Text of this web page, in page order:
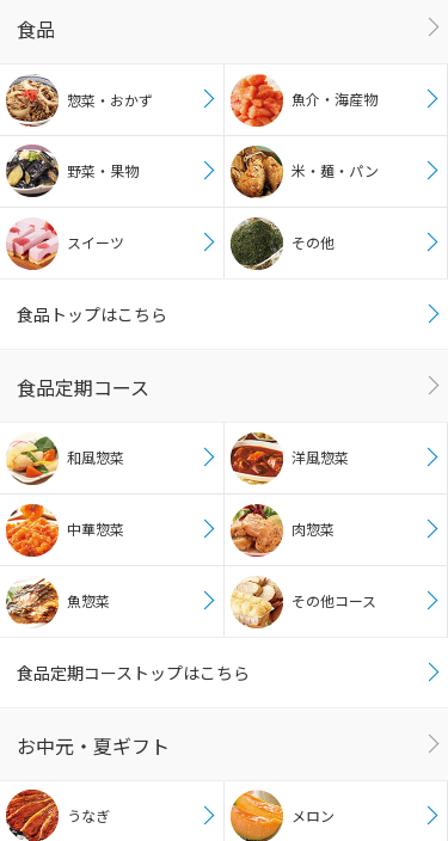
食品
惣菜・おかず 魚介・海産物
野菜・果物 米・麺・パン
スイーツ その他
食品トップはこちら
食品定期コース
和風惣菜 洋風惣菜
中華惣菜 肉惣菜
魚惣菜 その他コース
食品定期コーストップはこちら
お中元・夏ギフト
うなぎ メロン